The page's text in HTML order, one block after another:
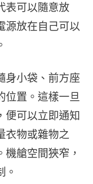
表可以隨意放
源放在自己可以
身小袋、前方座
位置。這樣一旦
便可以立即通知
衣物或雜物之
艙空間狹窄，
。